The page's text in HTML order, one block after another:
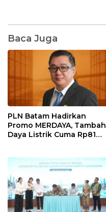
Baca Juga
PLN Batam Hadirkan
Promo MERDAYA, Tambah
Daya Listrik Cuma Rp81